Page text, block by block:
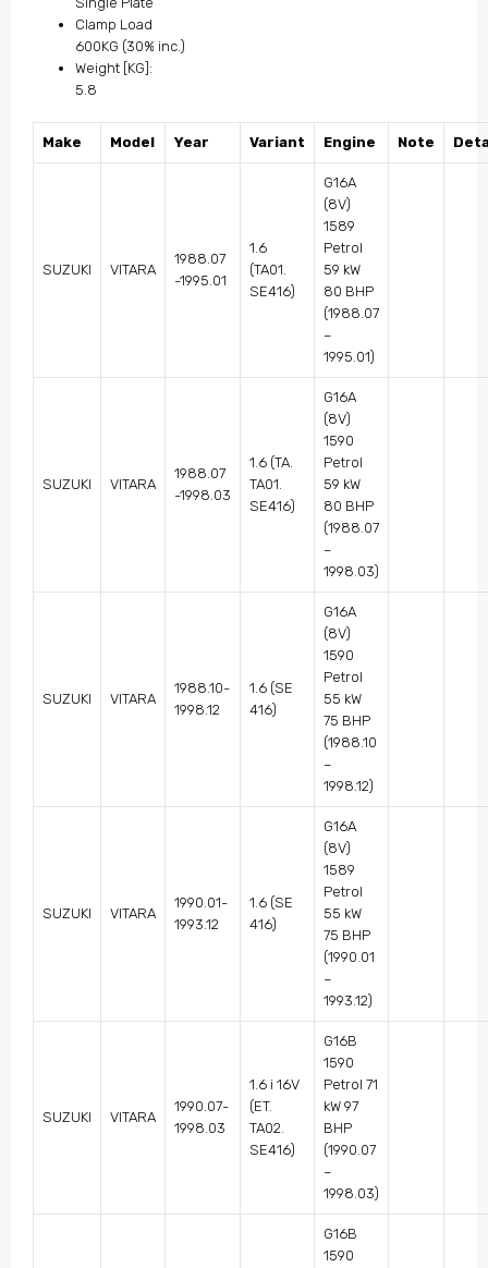
Clamp Load
600KG (30% inc.)
Weight [KG]:
5.8
Make Model Year Variant Engine Note
SUZUKI VITARA
1988.07
-1995.01
1.6
(TA01.
SE416)
G16A
(8V)
1589
Petrol
59 kW
80 BHP
(1988.07
–
1995.01)
SUZUKI VITARA
1988.07
-1998.03
1.6 (TA.
TA01.
SE416)
G16A
(8V)
1590
Petrol
59 kW
80 BHP
(1988.07
–
1998.03)
SUZUKI VITARA
1988.10-
1998.12
1.6 (SE
416)
G16A
(8V)
1590
Petrol
55 kW
75 BHP
(1988.10
–
1998.12)
SUZUKI VITARA
1990.01-
1993.12
1.6 (SE
416)
G16A
(8V)
1589
Petrol
55 kW
75 BHP
(1990.01
–
1993.12)
SUZUKI VITARA
1990.07-
1998.03
1.6 i 16V
(ET.
TA02.
SE416)
G16B
1590
Petrol 71
kW 97
BHP
(1990.07
–
1998.03)
G16B
1590